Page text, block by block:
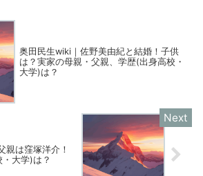
奥田民生wiki｜佐野美由紀と結婚！子供
は？実家の母親・父親、学歴(出身高校・
大学)は？
親は窪塚洋介！
大学)は？